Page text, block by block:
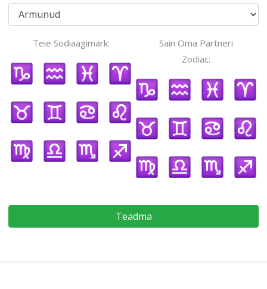
Teie Sodiaagimärk:
Sain Oma Partneri
Zodiac:
Teadma